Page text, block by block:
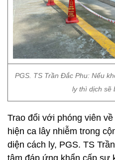
PGS. TS Trần Đắc Phu: Nếu
ly thì dịch sẽ
Trao đổi với phóng viên
hiện ca lây nhiễm trong
diện cách ly, PGS. TS
tâm đáp ứng khẩn cấp sự